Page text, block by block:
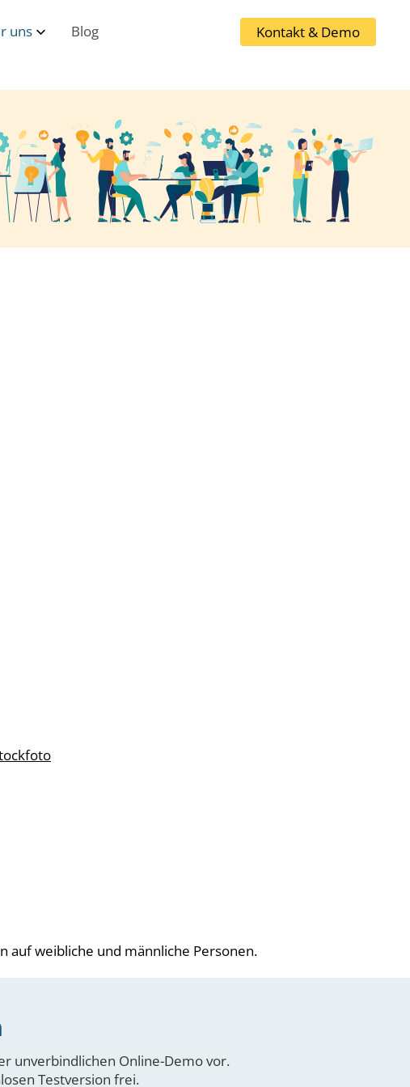
uns Blog Kontakt & Demo
auf weibliche und männliche Personen.
unverbindlichen Online-Demo vor.
Testversion frei.